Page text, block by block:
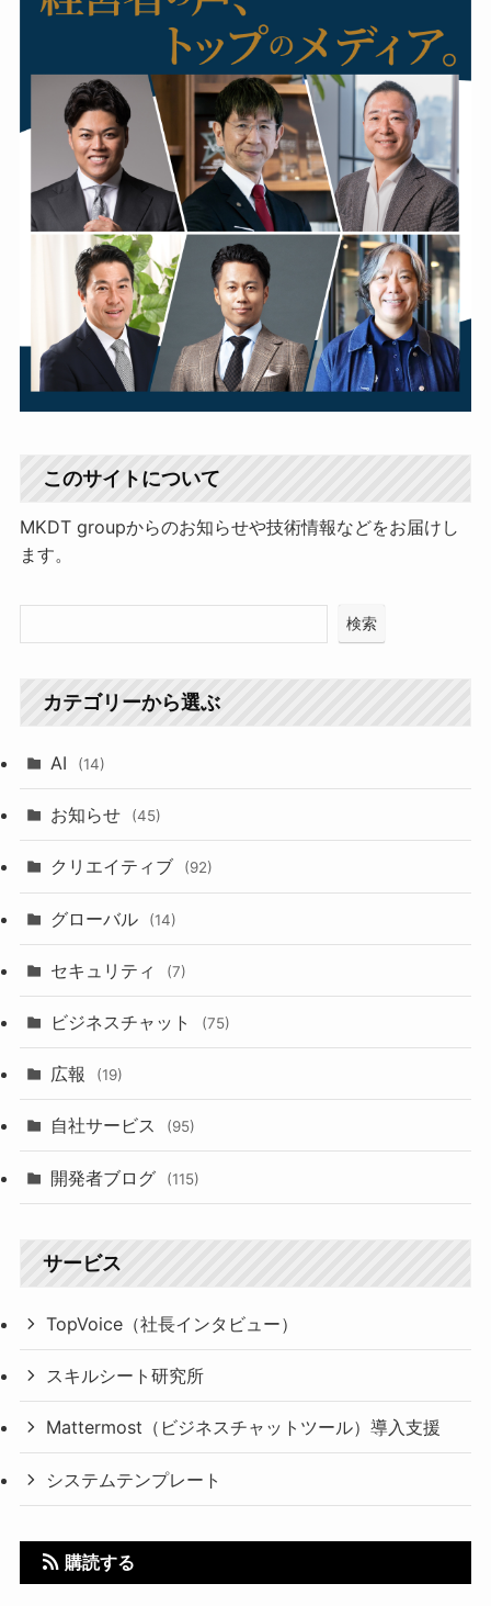
このサイトについて
MKDT groupからのお知らせや技術情報などをお届けし
ます。
検索
カテゴリーから選ぶ
AI (14)
お知らせ (45)
クリエイティブ (92)
グローバル (14)
セキュリティ (7)
ビジネスチャット (75)
広報 (19)
自社サービス (95)
開発者ブログ (115)
サービス
TopVoice（社長インタビュー）
スキルシート研究所
Mattermost（ビジネスチャットツール）導入支援
システムテンプレート
購読する